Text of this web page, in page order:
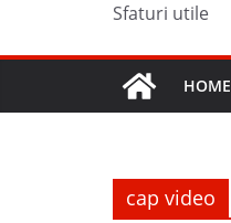
Sfaturi utile
HOME
cap video